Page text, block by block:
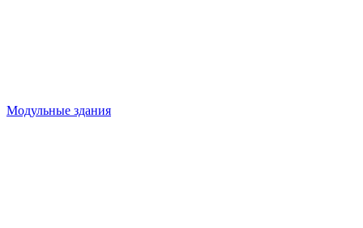
Модульные здания